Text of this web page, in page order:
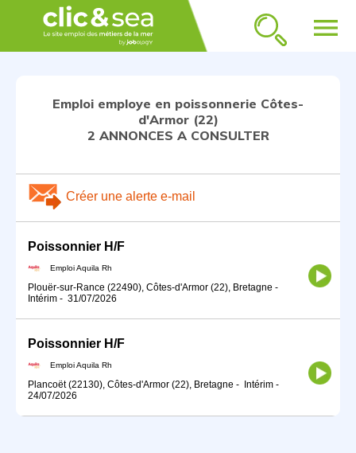
menu
Emploi employe en poissonnerie Côtes-
d'Armor (22)
2 ANNONCES A CONSULTER
Créer une alerte e-mail
Poissonnier H/F
Emploi Aquila Rh
Plouër-sur-Rance (22490), Côtes-d'Armor (22), Bretagne -
Intérim - 31/07/2026
Poissonnier H/F
Emploi Aquila Rh
Plancoët (22130), Côtes-d'Armor (22), Bretagne - Intérim -
24/07/2026